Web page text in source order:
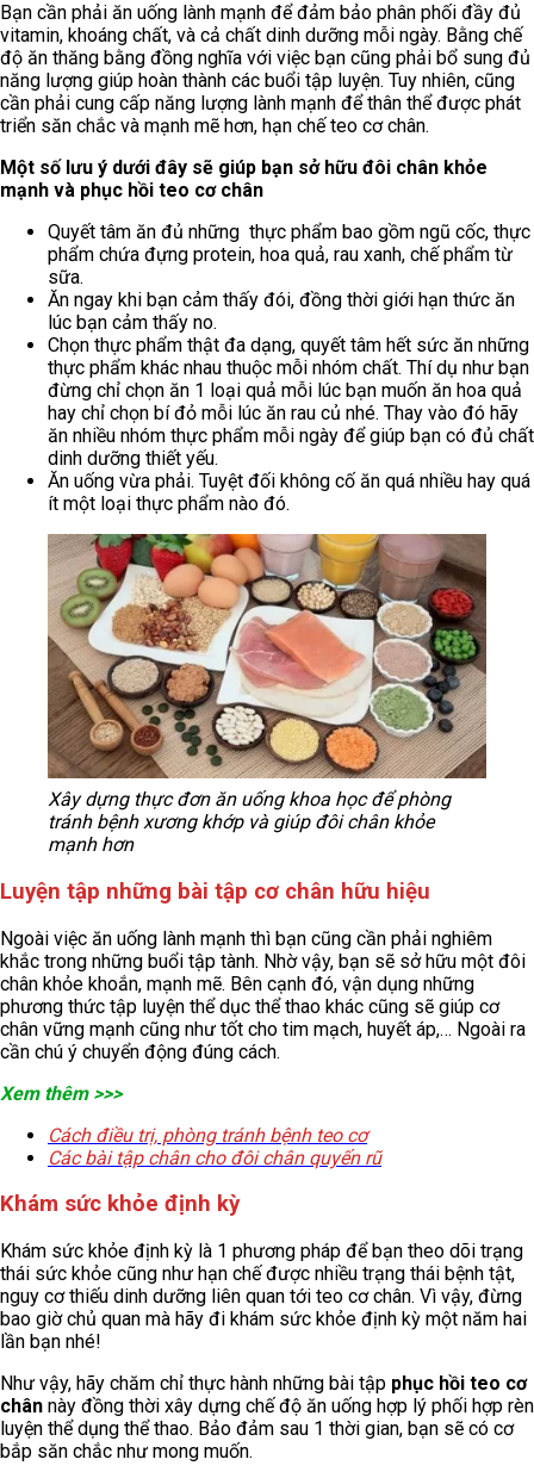
Bạn cần phải ăn uống lành mạnh để đảm bảo phân phối đầy đủ
vitamin, khoáng chất, và cả chất dinh dưỡng mỗi ngày. Bằng chế
độ ăn thăng bằng đồng nghĩa với việc bạn cũng phải bổ sung đủ
năng lượng giúp hoàn thành các buổi tập luyện. Tuy nhiên, cũng
cần phải cung cấp năng lượng lành mạnh để thân thể được phát
triển săn chắc và mạnh mẽ hơn, hạn chế teo cơ chân.
Một số lưu ý dưới đây sẽ giúp bạn sở hữu đôi chân khỏe
mạnh và phục hồi teo cơ chân
Quyết tâm ăn đủ những thực phẩm bao gồm ngũ cốc, thực
phẩm chứa đựng protein, hoa quả, rau xanh, chế phẩm từ
sữa.
Ăn ngay khi bạn cảm thấy đói, đồng thời giới hạn thức ăn
lúc bạn cảm thấy no.
Chọn thực phẩm thật đa dạng, quyết tâm hết sức ăn những
thực phẩm khác nhau thuộc mỗi nhóm chất. Thí dụ như bạn
đừng chỉ chọn ăn 1 loại quả mỗi lúc bạn muốn ăn hoa quả
hay chỉ chọn bí đỏ mỗi lúc ăn rau củ nhé. Thay vào đó hãy
ăn nhiều nhóm thực phẩm mỗi ngày để giúp bạn có đủ chất
dinh dưỡng thiết yếu.
Ăn uống vừa phải. Tuyệt đối không cố ăn quá nhiều hay quá
ít một loại thực phẩm nào đó.
Xây dựng thực đơn ăn uống khoa học để phòng
tránh bệnh xương khớp và giúp đôi chân khỏe
mạnh hơn
Luyện tập những bài tập cơ chân hữu hiệu
Ngoài việc ăn uống lành mạnh thì bạn cũng cần phải nghiêm
khắc trong những buổi tập tành. Nhờ vậy, bạn sẽ sở hữu một đôi
chân khỏe khoắn, mạnh mẽ. Bên cạnh đó, vận dụng những
phương thức tập luyện thể dục thể thao khác cũng sẽ giúp cơ
chân vững mạnh cũng như tốt cho tim mạch, huyết áp,… Ngoài ra
cần chú ý chuyển động đúng cách.
Xem thêm >>>
Cách điều trị, phòng tránh bệnh teo cơ
Các bài tập chân cho đôi chân quyến rũ
Khám sức khỏe định kỳ
Khám sức khỏe định kỳ là 1 phương pháp để bạn theo dõi trạng
thái sức khỏe cũng như hạn chế được nhiều trạng thái bệnh tật,
nguy cơ thiếu dinh dưỡng liên quan tới teo cơ chân. Vì vậy, đừng
bao giờ chủ quan mà hãy đi khám sức khỏe định kỳ một năm hai
lần bạn nhé!
Như vậy, hãy chăm chỉ thực hành những bài tập phục hồi teo cơ
chân này đồng thời xây dựng chế độ ăn uống hợp lý phối hợp rèn
luyện thể dụng thể thao. Bảo đảm sau 1 thời gian, bạn sẽ có cơ
bắp săn chắc như mong muốn.